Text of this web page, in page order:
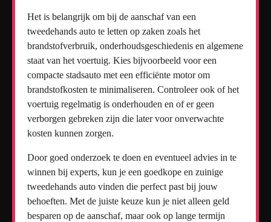
Het is belangrijk om bij de aanschaf van een
tweedehands auto te letten op zaken zoals het
brandstofverbruik, onderhoudsgeschiedenis en algemene
staat van het voertuig. Kies bijvoorbeeld voor een
compacte stadsauto met een efficiënte motor om
brandstofkosten te minimaliseren. Controleer ook of het
voertuig regelmatig is onderhouden en of er geen
verborgen gebreken zijn die later voor onverwachte
kosten kunnen zorgen.
Door goed onderzoek te doen en eventueel advies in te
winnen bij experts, kun je een goedkope en zuinige
tweedehands auto vinden die perfect past bij jouw
behoeften. Met de juiste keuze kun je niet alleen geld
besparen op de aanschaf, maar ook op lange termijn